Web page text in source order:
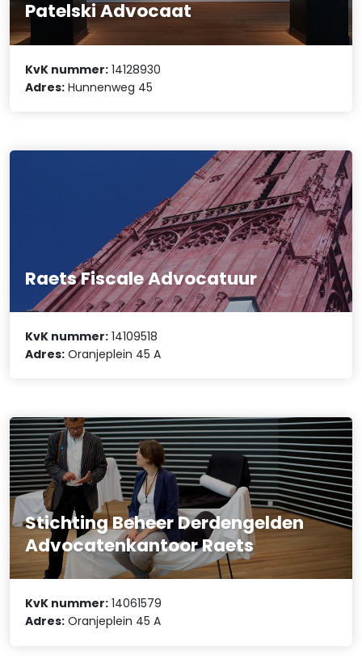
Patelski Advocaat
KvK nummer: 14128930
Adres: Hunnenweg 45
Raets Fiscale Advocatuur
KvK nummer: 14109518
Adres: Oranjeplein 45 A
Stichting Beheer Derdengelden
Advocatenkantoor Raets
KvK nummer: 14061579
Adres: Oranjeplein 45 A